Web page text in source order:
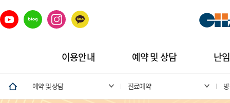
이용안내 예약 및 상담 난
예약 및 상담 진료예약